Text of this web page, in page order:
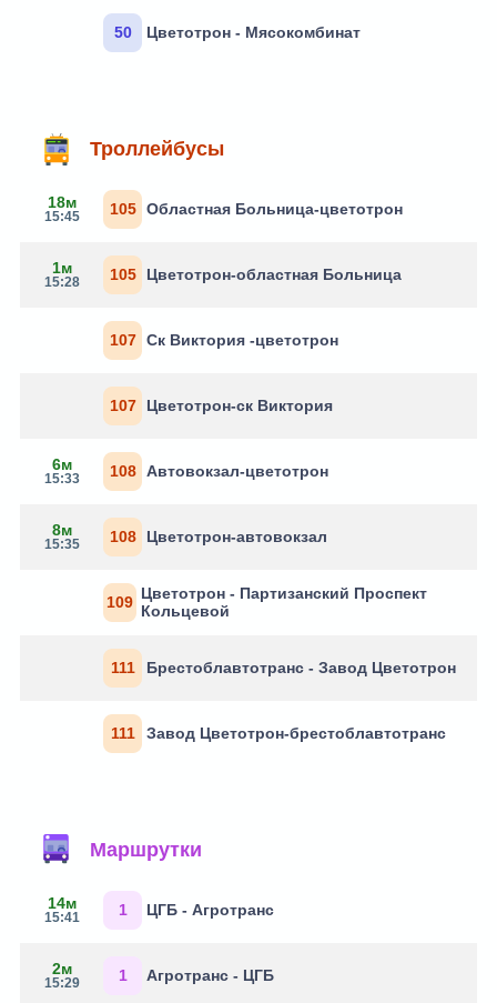
50 Цветотрон - Мясокомбинат
Троллейбусы
18м
15:45 105 Областная Больница-цветотрон
1м
15:28 105 Цветотрон-областная Больница
107 Ск Виктория -цветотрон
107 Цветотрон-ск Виктория
6м
15:33 108 Автовокзал-цветотрон
8м
15:35 108 Цветотрон-автовокзал
109 Цветотрон - Партизанский Проспект
Кольцевой
111 Брестоблавтотранс - Завод Цветотрон
111 Завод Цветотрон-брестоблавтотранс
Маршрутки
14м
15:41 1 ЦГБ - Агротранс
2м
15:29 1 Агротранс - ЦГБ